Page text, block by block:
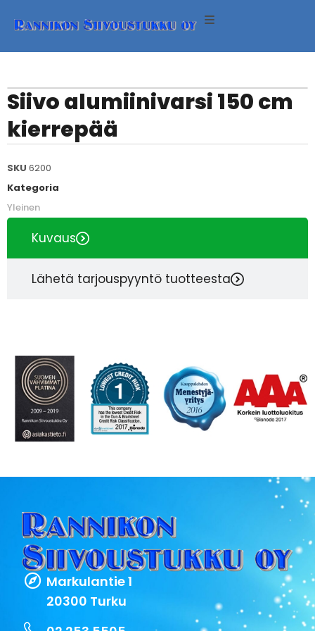
Siivo alumiinivarsi 150 cm
kierrepää
SKU 6200
Kategoria
Yleinen
Kuvaus
Lähetä tarjouspyyntö tuotteesta
Markulantie 1
20300 Turku